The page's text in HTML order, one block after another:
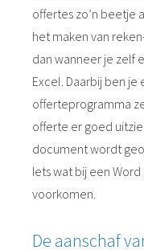
offertes zo’n beetje
het maken van
dan wanneer je zelf
Excel. Daarbij ben
offerteprogramma
offerte er goed
document wordt
Iets wat bij een
voorkomen.
De aanschaf